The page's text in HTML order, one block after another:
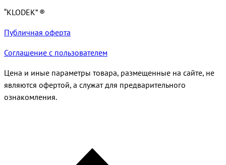
“KLODEK” ®
Публичная оферта
Соглашение с пользователем
Цена и иные параметры товара, размещенные на сайте, не
являются офертой, а служат для предварительного
ознакомления.